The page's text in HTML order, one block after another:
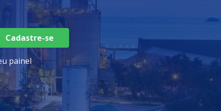
Cadastre-se
painel